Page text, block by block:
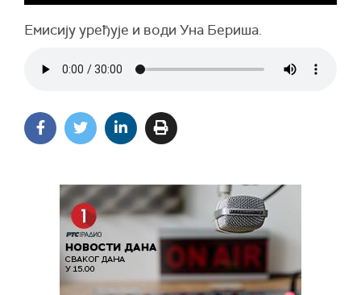
Емисију уређује и води Уна Бериша.